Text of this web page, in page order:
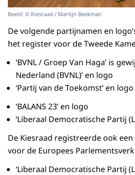
Beeld: © Kiesraad / Martijn Beekman
De volgende partijnamen en
het register voor de Tweede
‘BVNL / Groep Van Haga’ is
Nederland (BVNL)’ en logo
‘Partij van de Toekomst’ en logo
‘BALANS 23’ en logo
‘Liberaal Democratische Partij
De Kiesraad registreerde ook
voor de Europees
‘Liberaal Democratische Partij